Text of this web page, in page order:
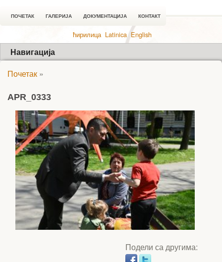
ПОЧЕТАК ГАЛЕРИЈА ДОКУМЕНТАЦИЈА КОНТАКТ
ћирилица Latinica English
Навигација
Почетак »
APR_0333
Подели са другима: